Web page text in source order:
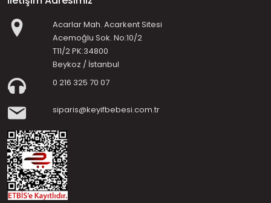
Acarlar Mah. Acarkent Sitesi
Acemoğlu Sok. No:10/2
T11/2 PK:34800
Beykoz / İstanbul
0 216 325 70 07
siparis@keyifbebesi.com.tr